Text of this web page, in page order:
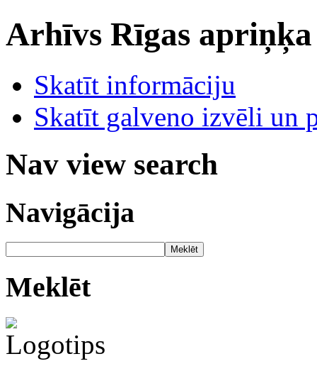
Arhīvs Rīgas
Skatīt informāciju
Skatīt galveno izvēli un
Nav view search
Navigācija
Meklēt
Meklēt